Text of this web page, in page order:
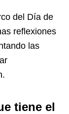
del Día de
reflexiones
las
tiene el